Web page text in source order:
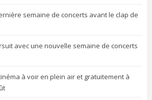
semaine de concerts avant le clap de
avec une nouvelle semaine de concerts
à voir en plein air et gratuitement à